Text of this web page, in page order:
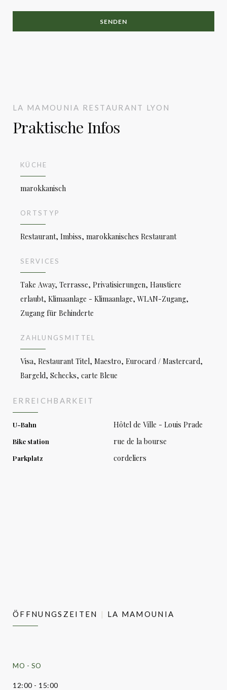
LA MAMOUNIA RESTAURANT LYON
Praktische Infos
KÜCHE
marokkanisch
ORTSTYP
Restaurant, Imbiss, marokkanisches Restaurant
SERVICES
Take Away, Terrasse, Privatisierungen, Haustiere
erlaubt, Klimaanlage - Klimaanlage, WLAN-Zugang,
Zugang für Behinderte
ZAHLUNGSMITTEL
Visa, Restaurant Titel, Maestro, Eurocard / Mastercard,
Bargeld, Schecks, carte Bleue
ERREICHBARKEIT
U-Bahn Hôtel de Ville - Louis Prade
Bike station rue de la bourse
Parkplatz cordeliers
ÖFFNUNGSZEITEN LA MAMOUNIA
MO - SO
12:00 - 15:00